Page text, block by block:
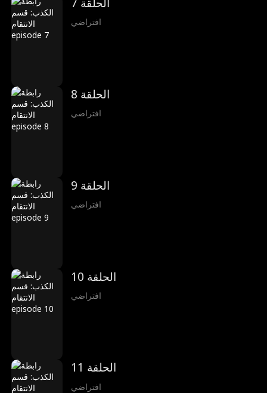
افتراضي
الحلقة 8
افتراضي
الحلقة 9
افتراضي
الحلقة 10
افتراضي
الحلقة 11
افتراضي